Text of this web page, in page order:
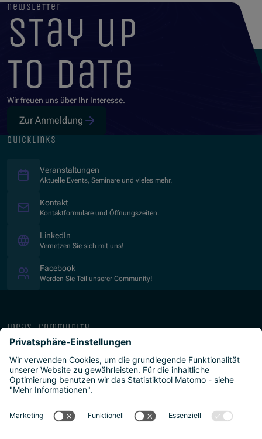
newsletter
stay up
to date
Wir freuen uns über Ihr Interesse.
Zur Anmeldung
quicklinks
Veranstaltungen
Aktuelle Events, Seminare und vieles mehr.
Kontakt
Kontaktformulare und Öffnungszeiten.
LinkedIn
Vernetzen Sie sich mit uns!
Facebook(Öffnet in neuem Fenster)
Werden Sie Teil unserer Community!
ideas-community
über die isb
public-private
programme
newsletter
presse